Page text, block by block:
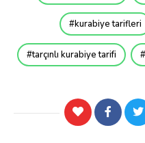
kurabiye tarifleri
tarçınlı kurabiye tarifi